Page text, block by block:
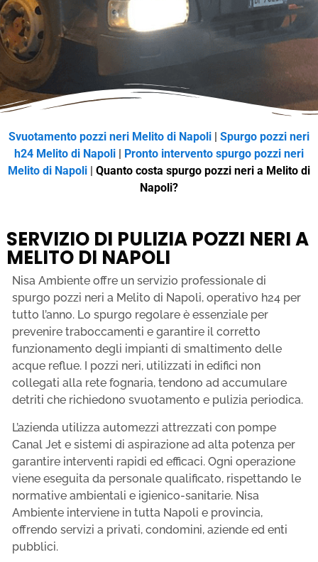
Svuotamento pozzi neri Melito di Napoli | Spurgo pozzi neri
h24 Melito di Napoli | Pronto intervento spurgo pozzi neri
Melito di Napoli | Quanto costa spurgo pozzi neri a Melito di
Napoli?
SERVIZIO DI PULIZIA POZZI NERI A
MELITO DI NAPOLI
Nisa Ambiente offre un servizio professionale di
spurgo pozzi neri a Melito di Napoli, operativo h24 per
tutto l’anno. Lo spurgo regolare è essenziale per
prevenire traboccamenti e garantire il corretto
funzionamento degli impianti di smaltimento delle
acque reflue. I pozzi neri, utilizzati in edifici non
collegati alla rete fognaria, tendono ad accumulare
detriti che richiedono svuotamento e pulizia periodica.
L’azienda utilizza automezzi attrezzati con pompe
Canal Jet e sistemi di aspirazione ad alta potenza per
garantire interventi rapidi ed efficaci. Ogni operazione
viene eseguita da personale qualificato, rispettando le
normative ambientali e igienico-sanitarie. Nisa
Ambiente interviene in tutta Napoli e provincia,
offrendo servizi a privati, condomini, aziende ed enti
pubblici.